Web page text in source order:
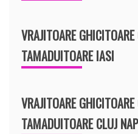
VRAJITOARE
TAMADUITOARE IASI
VRAJITOARE
TAMADUITOARE CLUJ